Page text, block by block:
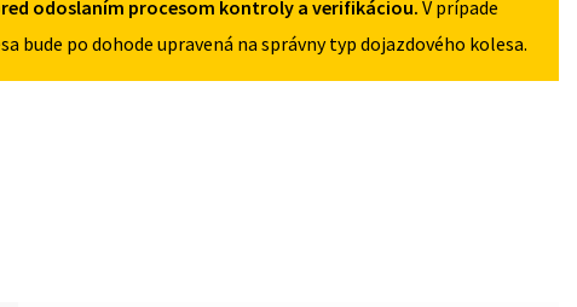
odoslaním procesom kontroly a verifikáciou. V prípade
bude po dohode upravená na správny typ dojazdového kolesa.